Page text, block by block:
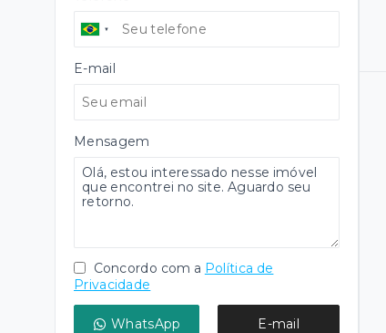
E-mail
Mensagem
Concordo com a Política de
Privacidade
WhatsApp E-mail